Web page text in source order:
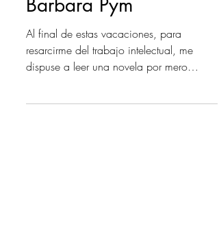
los personajes de
Barbara Pym
Al final de estas vacaciones, para
dispuse a leer una novela por mero